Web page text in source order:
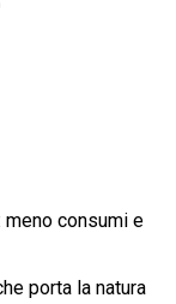
consumi e
porta la natura